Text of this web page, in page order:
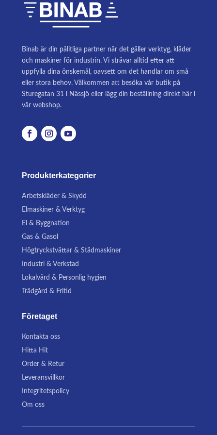
Binab är din pålitliga partner när det gäller verktyg, kläder
och maskiner för industrin. Vi strävar alltid efter att
uppfylla dina önskemål, oavsett om det handlar om små
eller stora behov. Välkommen att besöka vår butik på
Sturegatan 31 i Nässjö eller lägg din beställning direkt här i
vår webshop.
Produkterkategorier
Arbetskläder & Skydd
Elmaskiner & Verktyg
El & Byggnation
Gas & Gasol
Högtryckstvättar & Städmaskiner
Industri & Verkstad
Lokalvård & Personlig hygien
Trädgård & Fritid
Företaget
Kontakta oss
Hitta Hit
Order & Retur
Leveransvillkor
Integritetspolicy
Om oss